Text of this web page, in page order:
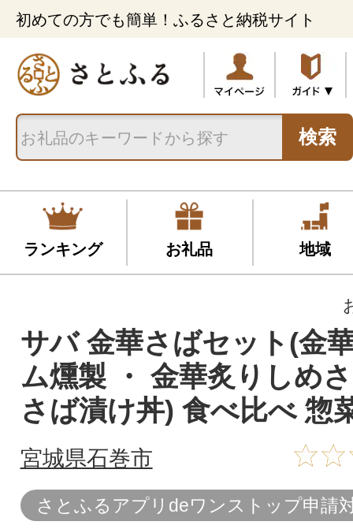
初めての方でも簡単！ふるさと納税サイト
検索
ランキング お礼品 地域
サバ 金華さばセット(金
ム燻製 ・ 金華炙りしめ
さば漬け丼) 食べ比べ 惣
宮城県石巻市
さとふるアプリdeワンストップ申請